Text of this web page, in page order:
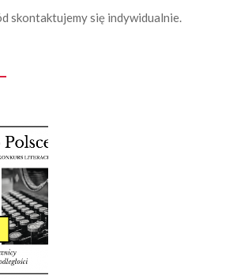
skontaktujemy się indywidualnie.